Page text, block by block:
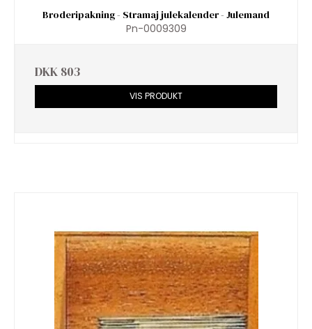
Broderipakning - Stramaj julekalender - Julemand
Pn-0009309
DKK 803
VIS PRODUKT